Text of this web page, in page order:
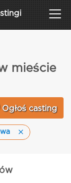
mieście
Ogłoś casting